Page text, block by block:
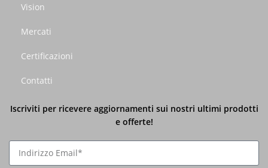
Vision
Mercati
Certificazioni
Contatti
Iscriviti per ricevere aggiornamenti sui nostri ultimi prodotti
e offerte!